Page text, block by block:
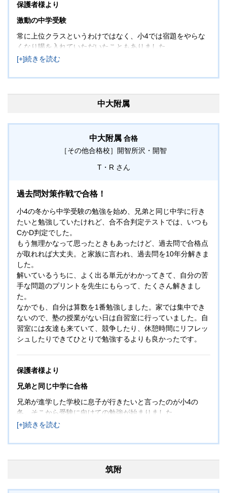
保護者様より
激動の中学受験
常に上位クラスというわけではなく、小4では宿題をやらな
くなり喝を入れていただいたこともありました。
問題が解けないと静かに涙する無口な息子ですが、塾と先生
小6になり共学校の渋幕を第一志望としましたが、苦手科目
渋幕の一次を落とした時、家では手がつけられないほど号泣
していましたが、塾で励ましてもらうとさっと立ち直り気持
5年間息子を一緒に育てていただき、本当にありがとうござ
中大附属
中大附属 合格
［その他合格校］ 開智所沢・開智
T・R
過去問対策作戦で合格！
小4の冬から中学受験の勉強を始め、兄弟と同じ中学に行き
たいと勉強していたけれど、合不合判定テストでは、いつも
CかD判定でした。
もう無理かなって思ったときもあったけど、過去問で合格点
が取れれば大丈夫。と家族に言われ、過去問を10年分解きま
した。
解いているうちに、よく出る単元がわかってきて、自分の苦
手な問題のプリントを先生にもらって、たくさん解きまし
た。
なかでも、自分は算数を1番勉強しました。家では集中でき
ないので、塾の授業がない日は自習室に行っていました。自
習室には友達も来ていて、競争したり、休憩時間にリフレッ
シュしたりできてひとりで勉強するよりも良かったです。
保護者様より
兄弟と同じ中学に合格
兄弟が進学した学校に息子が行きたいと言ったのが小4の
冬。そこから受験に向けての勉強が始まりました。
なかなか成績が伸びず、ハラハラしましたが、塾に相談しな
はいつも白紙になってしまっている状態が小6前半まで続き
なりました。先生方がよく「最後に学力が伸びる」とおっし
ゃっていましたが、その通りで、冬以降、たくさんの演習を
することで、成績が伸びたと思います。これまで積み上げて
筑附